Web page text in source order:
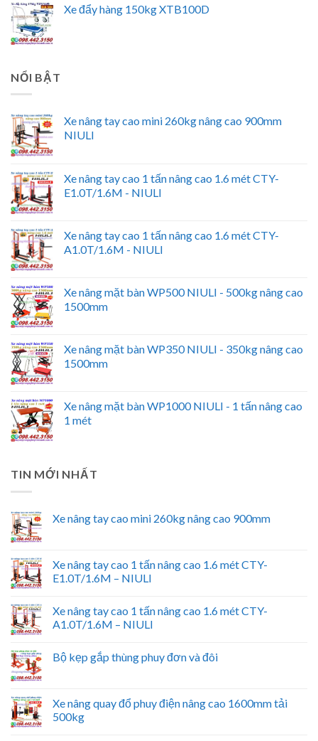
Xe đẩy hàng 150kg XTB100D
NỔI BẬT
Xe nâng tay cao mini 260kg nâng cao 900mm
NIULI
Xe nâng tay cao 1 tấn nâng cao 1.6 mét CTY-
E1.0T/1.6M - NIULI
Xe nâng tay cao 1 tấn nâng cao 1.6 mét CTY-
A1.0T/1.6M - NIULI
Xe nâng mặt bàn WP500 NIULI - 500kg nâng cao
1500mm
Xe nâng mặt bàn WP350 NIULI - 350kg nâng cao
1500mm
Xe nâng mặt bàn WP1000 NIULI - 1 tấn nâng cao
1 mét
TIN MỚI NHẤT
Xe nâng tay cao mini 260kg nâng cao 900mm
Xe nâng tay cao 1 tấn nâng cao 1.6 mét CTY-
E1.0T/1.6M – NIULI
Xe nâng tay cao 1 tấn nâng cao 1.6 mét CTY-
A1.0T/1.6M – NIULI
Bộ kẹp gắp thùng phuy đơn và đôi
Xe nâng quay đổ phuy điện nâng cao 1600mm tải
500kg